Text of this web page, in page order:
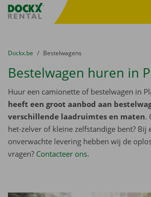
Fratello DEMO
U bevindt zich hier:
van
Dockx.be naar
Bestelwagens
Bestelwagen huren in
Huur een camionette of bestelwagen in
heeft een groot aanbod aan
verschillende laadruimtes en maten.
het-zelver of kleine zelfstandige bent? Bij
onverwachte levering hebben wij de
vragen? Contacteer ons.